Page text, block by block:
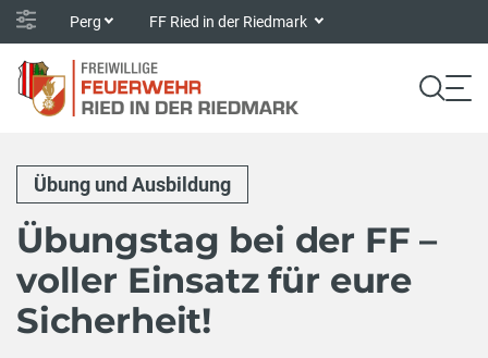
Perg FF Ried in der Riedmark
Übung und Ausbildung
Übungstag bei der FF –
voller Einsatz für eure
Sicherheit!